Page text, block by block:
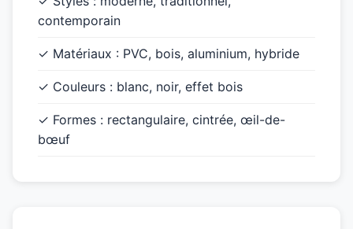
contemporain
✓ Matériaux : PVC, bois, aluminium, hybride
✓ Couleurs : blanc, noir, effet bois
✓ Formes : rectangulaire, cintrée, œil-de-
bœuf